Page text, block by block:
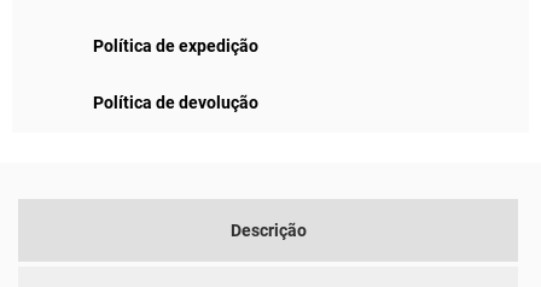
Política de expedição
Política de devolução
Descrição